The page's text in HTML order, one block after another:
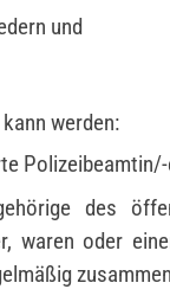
und
werden:
Polizeibeamtin/-
des
waren oder